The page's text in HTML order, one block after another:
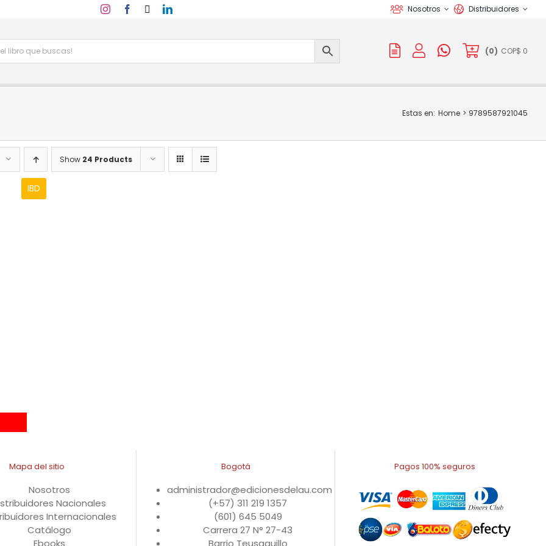
Nosotros Distribuidores
(0) COP$ 0
Estas en: Home 9789587921045
Show 24 Products
IBD
Mapa del sitio
Nosotros
Nacionales
Internacionales
Catálogo
Ebooks
Bogotá
administrador@edicionesdelau.com
(+57) 311 219 1357
(601) 645 5049
Carrera 27 N° 27-43
Barrio Teusaquillo
Pagos 100% seguros